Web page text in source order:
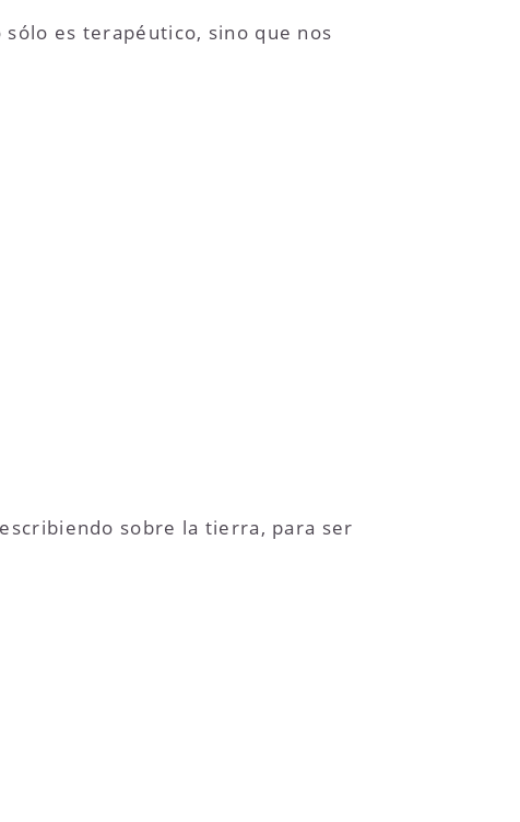
es terapéutico, sino que nos
sobre la tierra, para ser